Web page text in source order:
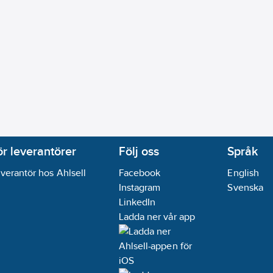
leverantörer
hos Ahlsell
Följ oss
Facebook
Instagram
LinkedIn
Ladda ner vår app
Språk
English
Svenska